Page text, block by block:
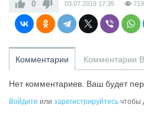
0 03.07.2019 17:35 719
Комментарии Комментарии
Нет комментариев. Ваш будет
Войдите или зарегистрируйтесь чтобы